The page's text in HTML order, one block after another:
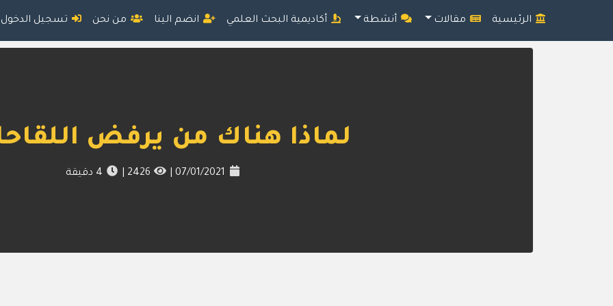
الرئيسية مقالات أنشطة أكاديمية البحث العلمي انضم الينا من نحن تسجيل الدخول
لماذا هناك من يرفض
07/01/2021
4 دقيقة